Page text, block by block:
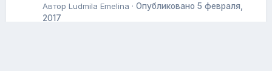
Автор Ludmila Emelina · Опубликовано 5 февраля,
2017